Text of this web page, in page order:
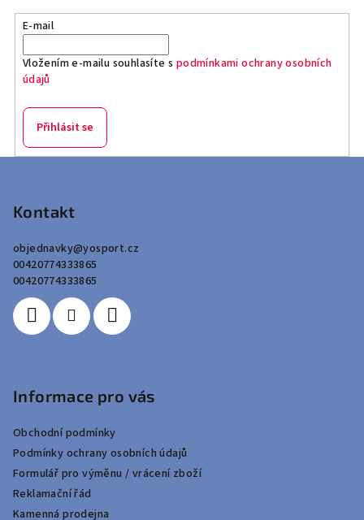
E-mail
Vložením e-mailu souhlasíte s podmínkami ochrany osobních
údajů
Přihlásit se
Kontakt
objednavky@yosport.cz
00420774333865
00420774333865
Informace pro vás
Obchodní podmínky
Podmínky ochrany osobních údajů
Formulář pro výměnu / vrácení zboží
Reklamační řád
Kamenná prodejna